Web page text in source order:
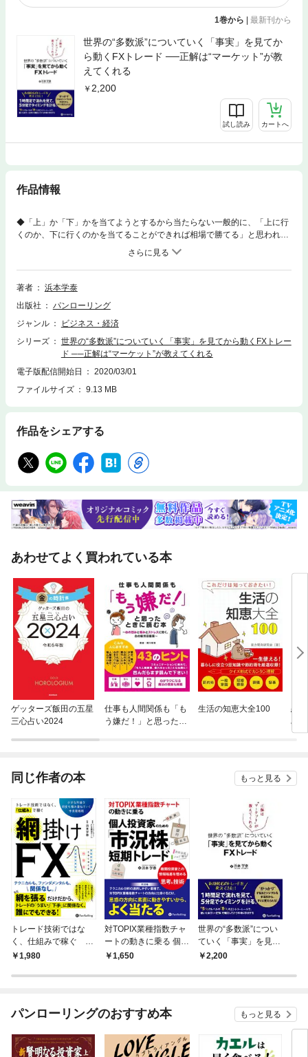
1巻から | 最新刊から
世界の“多数派”についていく「事実」を見てか
ら動くFXトレード ──正解は“マーケット”が教
えてくれる
2,200
試し読み カートへ
作品情報
◆「上」か「下」かを当てようとするから当たらない一般的に、「上に行
くのか、下に行くのかを当てることができれば相場で勝てる」と思われが
ちですが、実は、そんなことはありません。 逆説的に聞こえるかもしれま
せんが、上か下かを当てようとするから、相場が難しくなってしまうので
す。なぜなのか。それは、「当てよう」と思った瞬間は、自分本位に動い
ているからです。◆「当てたい」なら、正解を見てから動けばいいでは、
ち個人投資家がやるべきことは、「動いた」という事実を客観的に確認す
ることです。例えば、世界中のトレーダーたちが「上だ」と考えて、実際
たら、自分も素早くアクションを起こします。自分の意思は関係ありませ
ん。世界の思惑に自分を合わせるのです。◆世界の人の動きは、がっかり
するほど基礎的なテクニカル指標（チャート）でわかる世界中のトレーダ
で大事なのは、独創的なチャート（＝少数派のチャート）にしないことで
標（移動平均線や水平線、ボリンジャーバンドなど）を見なければいけな
本書で紹介）でトレンドを探り、5分足の基礎的なテクニカル指標で市場
に入るタイミングを計ります。具体的には、以下の「5つ」のレベルの「8
安値（水平線）ブレイク、トレンドライン反発レベル4：一目均衡表の雲
抜け（割れ）&トレンドラインブレイクレベル5：ペナント（三角持ち合
い）ブレイク大勢の動きを知りたいからこそ、大勢の人が使っている指標
勝率7割を目指せるFXなどでは、「あなただけに特別なサインを提供しま
なサイン」は、世界から見ると少数派なのです。多数決で決まるFXでは、
多数派の動きを見極めなければなりません。だからこそ、みんなが見てい
るものを見るのです。やり方自体は簡単ですから、誰にでもできます。熟
練した人になると、勝率7割は出せるやり方です。難しいことは排除し
て、市場からお金を引き出しください。◆本書を読んでわかること&でき
ること◎当てに行くのは間違いだとわかる◎難しいことをする必要がない
とわかる◎基礎的なチャートを見ることの重要性がわかる◎トレンドの掴
み方がわかる。トレンドがわかるようになる◎チャートを見た時点で「ど
のエントリールールが適用しそうか」がわかる◎世界の人たちと同じエン
トリーができる◎エントリールールになっても「やってはいけない場面が
ある」とわかる◎手法だけでは勝てないことがわかる◎エントリー等の判
断やエントリー等の正しい執行ができてはじめてきちんとした結果が残る
る◎メンタルの整え方や鍛え方がわかる◎熟練すれば、勝率7割（2勝1
著者
浜本学泰
出版社
パンローリング
ジャンル
ビジネス・経済
シリーズ
世界の“多数派”についていく「事実」を見てから動くFXトレー
ド ──正解は“マーケット”が教えてくれる
電子版配信開始日
2020/03/01
ファイルサイズ
9.13 MB
作品をシェアする
あわせてよく買われている本
ゲッターズ飯田の五星
三心占い2024
仕事も人間関係も「も
う嫌だ！」と思ったと
生活の知恵大全100
恋
み
る
同じ作者の本 もっと見る
トレード技術ではな
く、仕組みで稼ぐ 網
掛けFX ──小さな利
いく中長期戦略
1,980
対TOPIX業種指数チャ
ートの動きに乗る 個人
投資家のための「市況
1,650
世界の“多数派”につい
ていく「事実」を見て
から動くFXトレード ─
ト”が教えてくれる
2,200
パンローリングのおすすめ本 もっと見る